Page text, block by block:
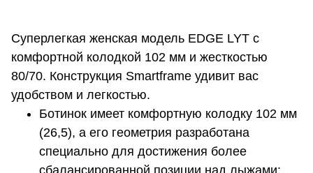
Суперлегкая женская модель EDGE LYT с
комфортной колодкой 102 мм и жесткостью
80/70. Конструкция Smartframe удивит вас
удобством и легкостью.
Ботинок имеет комфортную колодку 102 мм
(26,5), а его геометрия разработана
специально для достижения более